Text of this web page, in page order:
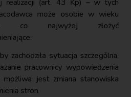
realizacji (art. 43 Kp) – w tych
może osobie w wieku
co najwyżej złożyć
zachodziła sytuacja szczególna,
pracownicy wypowiedzenia
możliwa jest zmiana stanowiska
stron.